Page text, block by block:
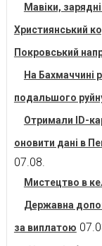
Мавіки,
Християнський
Покровський
На Бахмаччині
подальшого
Отримали ID-
оновити дані в
07.08.
Мистецтво в
Державна
за виплатою